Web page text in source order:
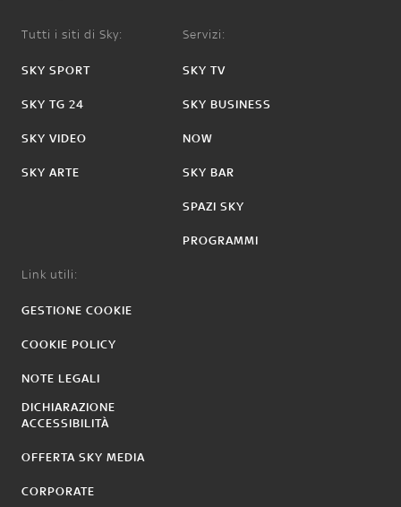
Tutti i siti di Sky:
SKY SPORT
SKY TG 24
SKY VIDEO
SKY ARTE
Servizi:
SKY TV
SKY BUSINESS
NOW
SKY BAR
SPAZI SKY
PROGRAMMI
Link utili:
GESTIONE COOKIE
COOKIE POLICY
NOTE LEGALI
DICHIARAZIONE
ACCESSIBILITÀ
OFFERTA SKY MEDIA
CORPORATE